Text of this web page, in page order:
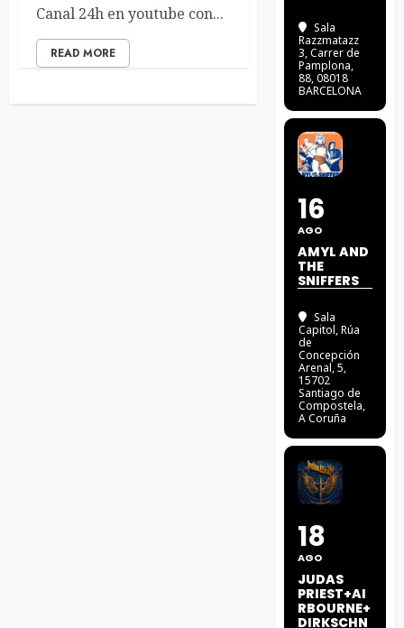
Canal 24h en youtube con...
READ MORE
Sala
Razzmatazz
3, Carrer de
Pamplona,
88, 08018
BARCELONA
16
AGO
AMYL AND
THE
SNIFFERS
Sala
Capitol, Rúa
de
Concepción
Arenal, 5,
15702
Santiago de
Compostela,
A Coruña
18
AGO
JUDAS
PRIEST+AI
RBOURNE+
DIRKSCHN